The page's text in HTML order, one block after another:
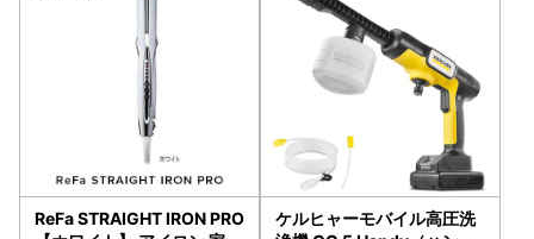
ReFa STRAIGHT IRON PRO
ケルヒャーモバイル高圧洗